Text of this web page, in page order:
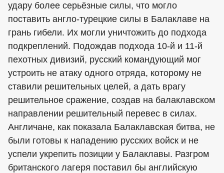
удару более серьёзные силы, что могло
поставить англо-турецкие силы в Балаклаве на
грань гибели. Их могли уничтожить до подхода
подкреплений. Подождав подхода 10-й и 11-й
пехотных дивизий, русский командующий мог
устроить не атаку одного отряда, которому не
ставили решительных целей, а дать врагу
решительное сражение, создав на балаклавском
направлении решительный перевес в силах.
Англичане, как показала Балаклавская битва, не
были готовы к нападению русских войск и не
успели укрепить позиции у Балаклавы. Разгром
британского лагеря поставил бы английскую